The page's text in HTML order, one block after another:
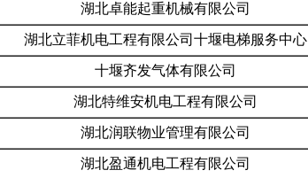
湖北卓能起重机械有限公司
湖北立菲机电工程有限公司十堰电梯服务中心
十堰齐发气体有限公司
湖北特维安机电工程有限公司
湖北润联物业管理有限公司
湖北盈通机电工程有限公司